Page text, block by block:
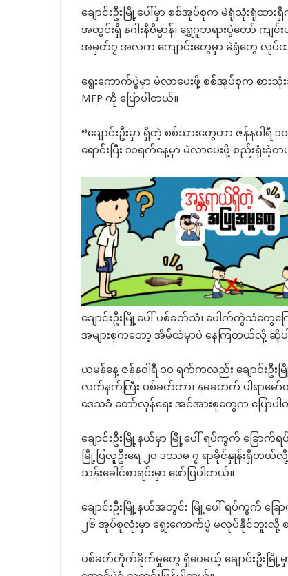
ချောင်းဦးမြို့ပေါ်မှာ စစ်အုပ်စုက မဲရုံသုံးရုံထာ
အတွင်းရှိ နဂါးနီဗိမ္မာန်၊ ရွှေဂူဘရားပွဲတော် က
အမှတ်၇ အလက ကျောင်းတွေမှာ မဲရုံတွေ လုပ်
ရွေးကောက်ပွဲမှာ မဲလာပေးဖို့ စစ်အုပ်စုက စား
MFP ကို ပြောပါတယ်။
“ချောင်းဦးမှာ ရှိတဲ့ စစ်သားတွေဟာ ဇန်နဝါ
ရောင်းပြီး ၁၁ရက်နေ့မှာ မဲလာပေးဖို့ စည်းရုံးခဲ့
ချောင်းဦးမြို့ပေါ် ပစ်ခတ်သံ၊ ပေါက်ကွဲသံတွ
အများစုကတော့ အိမ်ထဲမှာပဲ နေကြတယ်လို့ ဆို
ယမန်နေ့ ဇန်နဝါရီ ၁၀ ရက်ကလည်း ချောင်း
လက်နက်ကြီး ပစ်ခတ်တာ၊ နမခတက် ပါရာမေ
ဒေသခံ တော်လှန်ရေး အင်အားစုတွေက ပြောပ
ချောင်းဦးမြို့နယ်မှာ မြို့ပေါ် ရပ်ကွက် ခြောက်ရ
မြို့ပြလူဦးရေ ၂၀ ဒဿမ ၇ ရာခိုင်နှုန်းရှိတယ်လို့
သန်းခေါင်စာရင်းမှာ ဖော်ပြပါတယ်။
ချောင်းဦးမြို့နယ်အတွင်း မြို့ပေါ် ရပ်ကွက် ခြ
၂၆ အုပ်စုလုံးမှာ ရွေးကောက်ပွဲ မလုပ်နိုင်ဘူးလို့
ပစ်ခတ်တိုက်ခိုက်မှုတွေ ရှိပေမယ့် ချောင်းဦး